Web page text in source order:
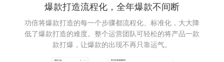
爆款打造流程化，全年爆款不间断
功倍将爆款打造的每一个步骤都流程化、标准化，大大降
低了爆款打造的难度。整个运营团队可轻松的将产品一款
款打爆，让爆款的出现不再只靠运气。